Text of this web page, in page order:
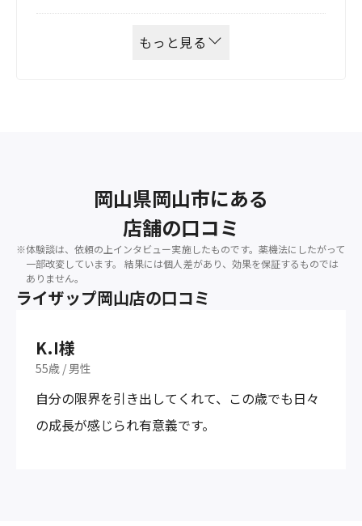
もっと見る
岡山県岡山市にある
店舗の口コミ
※体験談は、依頼の上インタビュー実施したものです。薬機法にしたがって
一部改変しています。
結果には個人差があり、効果を保証するものでは
ありません。
ライザップ岡山店の口コミ
K.I様
55歳 / 男性
自分の限界を引き出してくれて、この歳でも日々
の成長が感じられ有意義です。